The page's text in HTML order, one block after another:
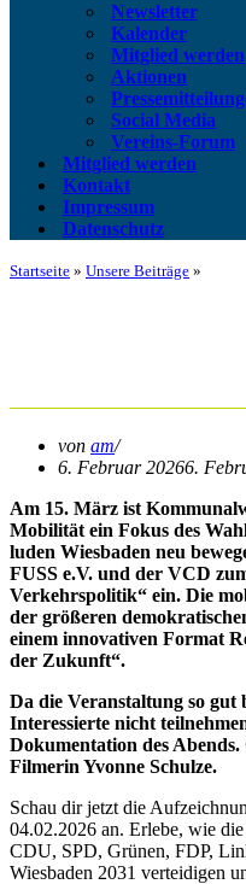
Newsletter
Kalender
Mitglied werden
Aktionen
Social Media
Vereins-Forum
Mitglied werden
Kontakt
Impressum
Datenschutz
Startseite » Unsere Beiträge »
von am
6. Februar 20266.
Am 15. März ist
Mobilität ein Fokus des
luden Wiesbaden neu
FUSS e.V. und der VCD
Verkehrspolitik“ ein. Die
der größeren
einem innovativen Format
der Zukunft“.
Da die Veranstaltung so gut
Interessierte nicht
Dokumentation des
Filmerin Yvonne Schulze.
Schau dir jetzt die
04.02.2026 an. Erlebe, wie
CDU, SPD, Grünen, FDP,
Wiesbaden 2031 verteidigen